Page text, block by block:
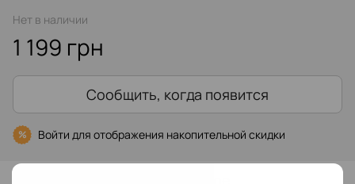
Нет в наличии
1 199 грн
Сообщить, когда появится
% Войти для отображения накопительной скидки